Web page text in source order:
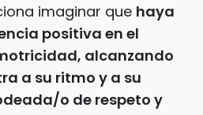
imaginar que haya
positiva en el
alcanzando
a su ritmo y a su
o de respeto y